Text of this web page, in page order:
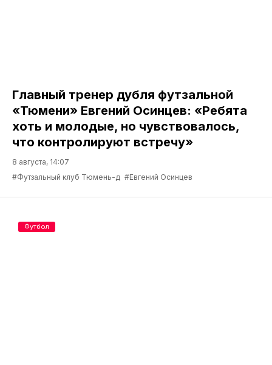
Главный тренер дубля футзальной
«Тюмени» Евгений Осинцев: «Ребята
хоть и молодые, но чувствовалось,
что контролируют встречу»
8 августа, 14:07
#Футзальный клуб Тюмень-д #Евгений Осинцев
Футбол